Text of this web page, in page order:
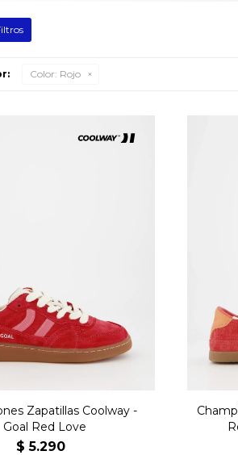
Color: Rojo
Zapatillas Coolway -
Goal Red Love
$ 5.290